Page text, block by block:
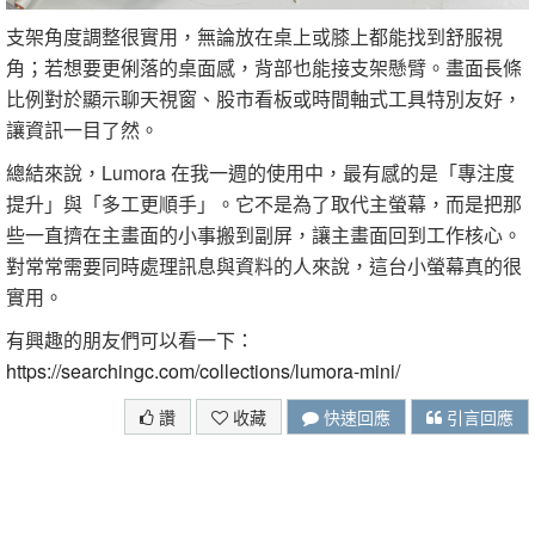
支架角度調整很實用，無論放在桌上或膝上都能找到舒服視
角；若想要更俐落的桌面感，背部也能接支架懸臂。畫面長條
比例對於顯示聊天視窗、股市看板或時間軸式工具特別友好，
讓資訊一目了然。
總結來說，Lumora 在我一週的使用中，最有感的是「專注度
提升」與「多工更順手」。它不是為了取代主螢幕，而是把那
些一直擠在主畫面的小事搬到副屏，讓主畫面回到工作核心。
對常常需要同時處理訊息與資料的人來說，這台小螢幕真的很
實用。
有興趣的朋友們可以看一下：
https://searchingc.com/collections/lumora-mini/
讚 收藏 快速回應 引言回應